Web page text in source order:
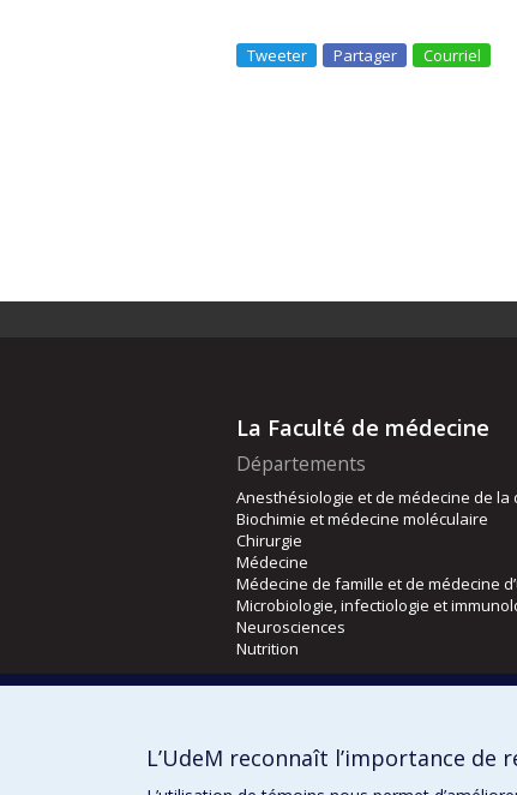
Tweeter Partager Courriel
La Faculté de médecine
Départements
Anesthésiologie et de médecine de la
Biochimie et médecine moléculaire
Chirurgie
Médecine
Médecine de famille et de médecine
Microbiologie, infectiologie et
Neurosciences
Nutrition
Orthophonie et audiologie
L’UdeM reconnaît l’importance de